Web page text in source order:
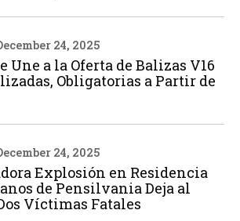
24, 2025
Une a la Oferta de Balizas V16
Obligatorias a Partir de
24, 2025
Explosión en Residencia
de Pensilvania Deja al
Víctimas Fatales